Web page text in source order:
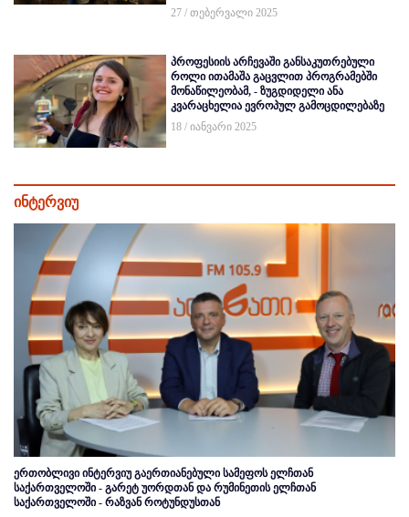
27 / თებერვალი 2025
პროფესიის არჩევაში განსაკუთრებული
როლი ითამაშა გაცვლით პროგრამებში
მონაწილეობამ, - ზუგდიდელი ანა
კვარაცხელია ევროპულ გამოცდილებაზე
18 / იანვარი 2025
ინტერვიუ
ერთობლივი ინტერვიუ გაერთიანებული სამეფოს ელჩთან
საქართველოში - გარეტ უორდთან და რუმინეთის ელჩთან
საქართველოში - რაზვან როტუნდუსთან